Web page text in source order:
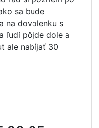
sa bude
na dovolenku s
ľudí pôjde dole a
ale nabíjať 30